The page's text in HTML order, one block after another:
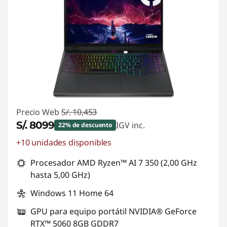
Precio Web S/. 10,453
S/. 8099 22% de descuento IGV inc.
Ahorros instantáneos :
+10 unidades disponibles
Procesador AMD Ryzen™ AI 7 350 (2,00 GHz
hasta 5,00 GHz)
Windows 11 Home 64
GPU para equipo portátil NVIDIA® GeForce
RTX™ 5060 8GB GDDR7